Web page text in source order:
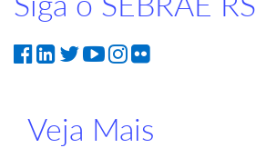
Veja Mais